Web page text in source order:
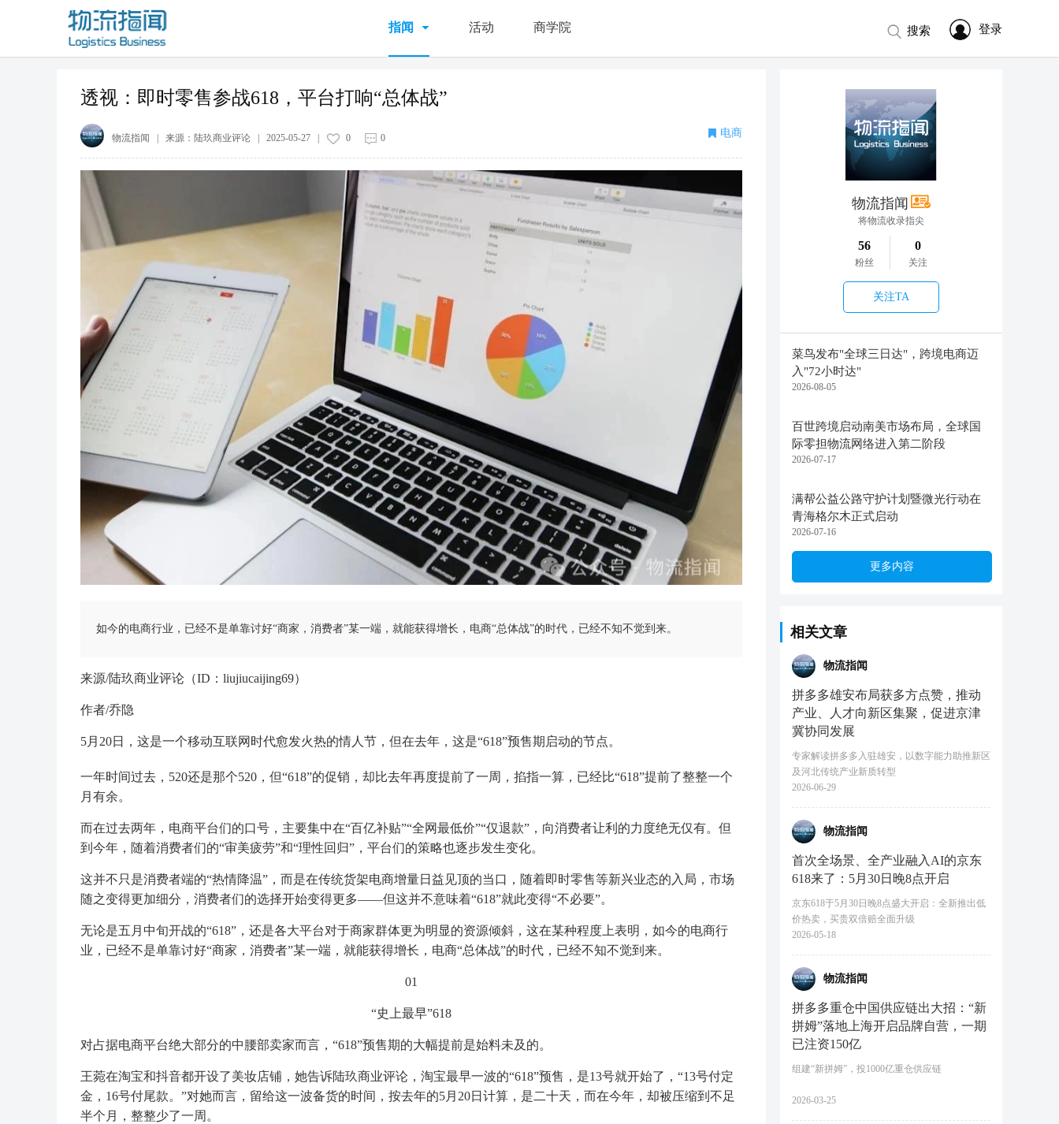
指闻 活动 商学院 登录
搜索
物流指闻
将物流收录指尖
56
粉丝
0
关注
关注TA
菜鸟发布"全球三日达"，跨境电商迈
入"72小时达"
2026-08-05
百世跨境启动南美市场布局，全球国
际零担物流网络进入第二阶段
2026-07-17
满帮公益公路守护计划暨微光行动在
青海格尔木正式启动
2026-07-16
更多内容
相关文章
物流指闻
拼多多雄安布局获多方点赞，推动
产业、人才向新区集聚，促进京津
冀协同发展
专家解读拼多多入驻雄安，以数字能力助推新区
及河北传统产业新质转型
2026-06-29
物流指闻
首次全场景、全产业融入AI的京东
618来了：5月30日晚8点开启
京东618于5月30日晚8点盛大开启：全新推出低
价热卖，买贵双倍赔全面升级
2026-05-18
物流指闻
拼多多重仓中国供应链出大招：“新
拼姆”落地上海开启品牌自营，一期
已注资150亿
组建“新拼姆”，投1000亿重仓供应链
2026-03-25
透视：即时零售参战618，平台打响“总体战”
物流指闻 | 来源： 陆玖商业评论 2025-05-27 0 0 电商
如今的电商行业，已经不是单靠讨好“商家，消费者”某一端，就能获得增长，电商“总体战”的时代，已经不知不觉到来。
来源/陆玖商业评论（ID：liujiucaijing69）
作者/乔隐
5月20日，这是一个移动互联网时代愈发火热的情人节，但在去年，这是“618”预售期启动的节点。
一年时间过去，520还是那个520，但“618”的促销，却比去年再度提前了一周，掐指一算，已经比“618”提前了整整一个
月有余。
而在过去两年，电商平台们的口号，主要集中在“百亿补贴”“全网最低价”“仅退款”，向消费者让利的力度绝无仅有。但
到今年，随着消费者们的“审美疲劳”和“理性回归”，平台们的策略也逐步发生变化。
这并不只是消费者端的“热情降温”，而是在传统货架电商增量日益见顶的当口，随着即时零售等新兴业态的入局，市场
随之变得更加细分，消费者们的选择开始变得更多——但这并不意味着“618”就此变得“不必要”。
无论是五月中旬开战的“618”，还是各大平台对于商家群体更为明显的资源倾斜，这在某种程度上表明，如今的电商行
业，已经不是单靠讨好“商家，消费者”某一端，就能获得增长，电商“总体战”的时代，已经不知不觉到来。
01
“史上最早”618
对占据电商平台绝大部分的中腰部卖家而言，“618”预售期的大幅提前是始料未及的。
王菀在淘宝和抖音都开设了美妆店铺，她告诉陆玖商业评论，淘宝最早一波的“618”预售，是13号就开始了，“13号付定
金，16号付尾款。”对她而言，留给这一波备货的时间，按去年的5月20日计算，是二十天，而在今年，却被压缩到不足
半个月，整整少了一周。